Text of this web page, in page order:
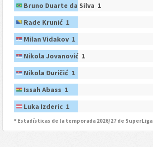
Bruno Duarte da Silva 1
Rade Krunić 1
Milan Vidakov 1
Nikola Jovanović 1
Nikola Đuričić 1
Issah Abass 1
Luka Izderic 1
* Estadísticas de la temporada 2026/27 de SuperLiga